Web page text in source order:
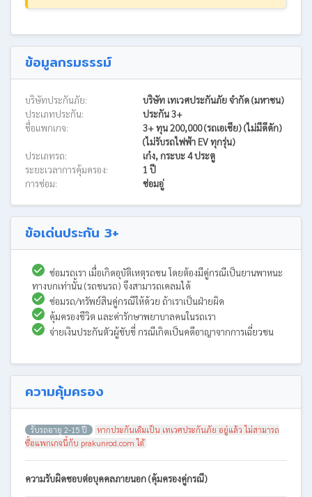
ข้อมูลกรมธรรม์
บริษัทประกันภัย:
บริษัท เทเวศประกันภัย จำกัด (มหาชน)
ประเภทประกัน:
ประกัน 3+
ชื่อแพกเกจ:
3+ ทุน 200,000 (รถเอเชีย) (ไม่มีดีดัก)
(ไม่รับรถไฟฟ้า EV ทุกรุ่น)
ประเภทรถ:
เก๋ง, กระบะ 4 ประตู
ระยะเวลาการคุ้มครอง:
1 ปี
การซ่อม:
ซ่อมอู่
ข้อเด่นประกัน 3+
ซ่อมรถเรา เมื่อเกิดอุบัติเหตุรถชน โดยต้องมีคู่กรณีเป็นยานพาหนะ
ทางบกเท่านั้น (รถชนรถ) จึงสามารถเคลมได้
ซ่อมรถ/ทรัพย์สินคู่กรณีให้ด้วย ถ้าเราเป็นฝ่ายผิด
คุ้มครองชีวิต และค่ารักษาพยาบาลคนในรถเรา
จ่ายเงินประกันตัวผู้ขับขี่ กรณีเกิดเป็นคดีอาญาจากการเฉี่ยวชน
ความคุ้มครอง
รับรถอายุ 2-15 ปี
หากประกันเดิมเป็น เทเวศประกันภัย อยู่แล้ว ไม่สามารถ
ซื้อแพกเกจนี้กับ prakunrod.com ได้
ความรับผิดชอบต่อบุคคลภายนอก (คุ้มครองคู่กรณี)